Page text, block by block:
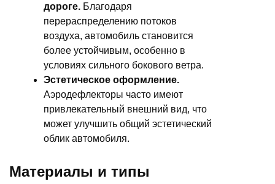
дороге. Благодаря
перераспределению потоков
воздуха, автомобиль становится
более устойчивым, особенно в
условиях сильного бокового ветра.
Эстетическое оформление.
Аэродефлекторы часто имеют
привлекательный внешний вид, что
может улучшить общий эстетический
облик автомобиля.
Материалы и типы